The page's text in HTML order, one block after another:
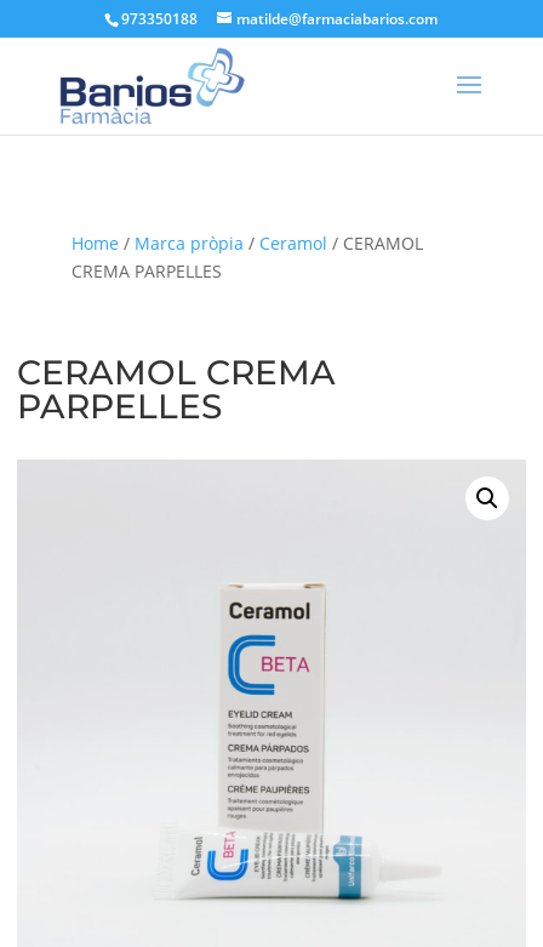
973350188 matilde@farmaciabarios.com
Home / Marca pròpia / Ceramol / CERAMOL
CREMA PARPELLES
CERAMOL CREMA
PARPELLES